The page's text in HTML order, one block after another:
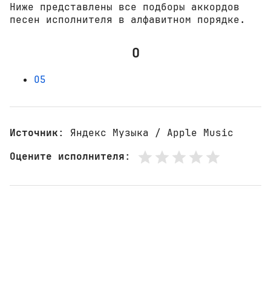
Ниже представлены все подборы аккордов
песен исполнителя в алфавитном порядке.
О
О5
Источник: Яндекс Музыка / Apple Music
Оцените исполнителя: